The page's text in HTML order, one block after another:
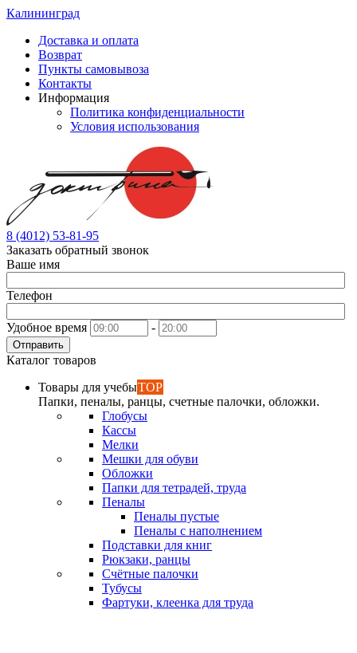
Калининград
Доставка и оплата
Возврат
Пункты самовывоза
Контакты
Информация
Политика конфиденциальности
Условия использования
8 (4012) 53-81-95
Заказать обратный звонок
Ваше имя
Телефон
Удобное время -
Отправить
Каталог товаров
Товары для учебыTOP
Папки, пеналы, ранцы, счетные палочки, обложки.
Глобусы
Кассы
Мелки
Мешки для обуви
Обложки
Папки для тетрадей, труда
Пеналы
Пеналы пустые
Пеналы с наполнением
Подставки для книг
Рюкзаки, ранцы
Счётные палочки
Тубусы
Фартуки, клеенка для труда